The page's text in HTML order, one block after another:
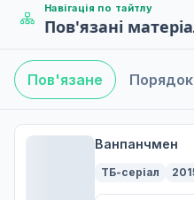
Навігація по тайтлу
Пов'язані
Пов'язане
Ванпанчмен
ТБ-серіал